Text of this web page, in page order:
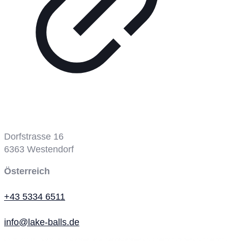
Dorfstrasse 16
6363 Westendorf
Österreich
+43 5334 6511
info@lake-balls.de